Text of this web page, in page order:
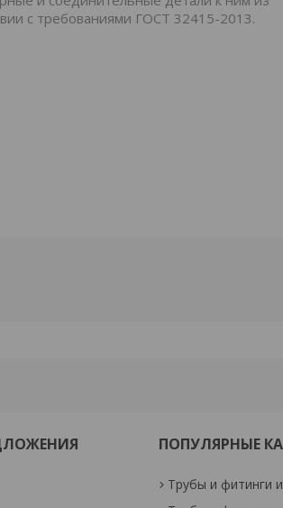
с требованиями ГОСТ 32415-2013.
ПОПУЛЯРНЫЕ
Трубы и фитинги